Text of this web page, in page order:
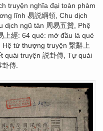
truyện nghĩa đại toàn phàm
lĩnh 易説綱領, Chu dịch
dịch ngũ tán 周易五贊, Phệ
上經: 64 quẻ: mở đầu là quẻ
từ thượng truyện 繋辭上
quái truyện 説卦傳, Tự quái
傳.